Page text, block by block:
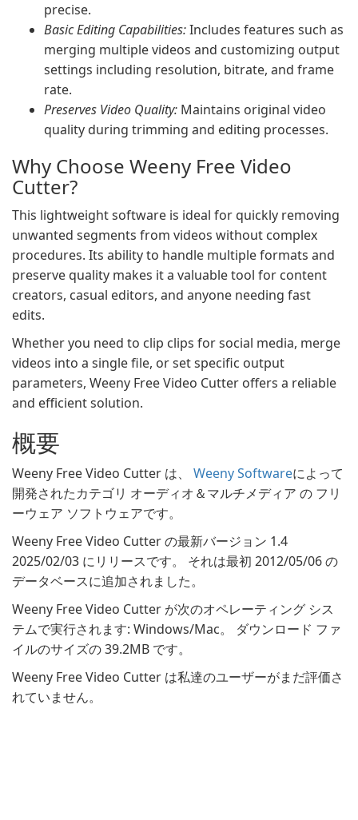
precise.
Basic Editing Capabilities:Includes features such as
merging multiple videos and customizing output
settings including resolution, bitrate, and frame
rate.
Preserves Video Quality: Maintains original video
quality during trimming and editing processes.
Why Choose Weeny Free Video
Cutter?
This lightweight software is ideal for quickly removing
unwanted segments from videos without complex
procedures. Its ability to handle multiple formats and
preserve quality makes it a valuable tool for content
creators, casual editors, and anyone needing fast
edits.
Whether you need to clip clips for social media, merge
videos into a single file, or set specific output
parameters, Weeny Free Video Cutter offers a reliable
and efficient solution.
概要
Weeny Free Video Cutter は、 Weeny Softwareによって
開発されたカテゴリ オーディオ＆マルチメディア の フリ
ーウェア ソフトウェアです。
Weeny Free Video Cutter の最新バージョン 1.4
2025/02/03 にリリースです。 それは最初 2012/05/06 の
データベースに追加されました。
Weeny Free Video Cutter が次のオペレーティング シス
テムで実行されます: Windows/Mac。 ダウンロード ファ
イルのサイズの 39.2MB です。
Weeny Free Video Cutter は私達のユーザーがまだ評価さ
れていません。